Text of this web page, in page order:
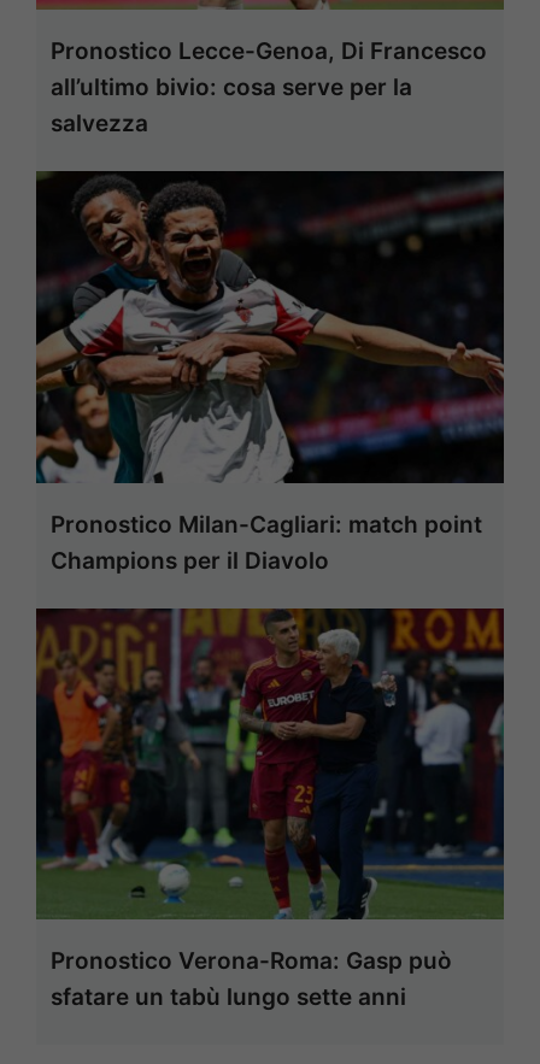
Pronostico Lecce-Genoa, Di Francesco
all’ultimo bivio: cosa serve per la
salvezza
Pronostico Milan-Cagliari: match point
Champions per il Diavolo
Pronostico Verona-Roma: Gasp può
sfatare un tabù lungo sette anni